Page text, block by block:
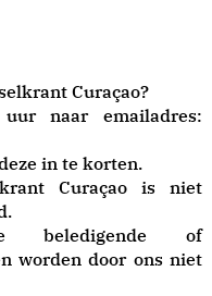
Curaçao?
naar emailadres:
in te korten.
Curaçao is niet
beledigende of
worden door ons niet